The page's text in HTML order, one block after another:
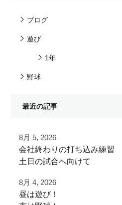
ブログ
遊び
1年
野球
最近の記事
8月 5, 2026
⁡会社終わりの打ち込み⁡練習⁡
⁡土日の試合へ向けて⁡
⁡またお待ちしております！
8月 4, 2026
昼は遊び！